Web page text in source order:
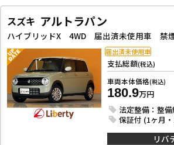
スズキ アルトラパン
支払総額(税込)
車両本体価格(税込)
180.9万円
法定整備：整備
保証付 (1ヶ月
届出済未使用車
リバ